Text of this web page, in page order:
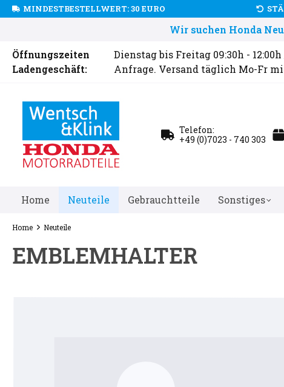
MINDESTBESTELLWERT: 30 EURO
Wir suchen Honda
Öffnungszeiten
Ladengeschäft:
Dienstag bis Freitag 09:30h -
Anfrage. Versand täglich Mo-Fr
Telefon:
+49 (0)7023 - 740 303
Home Neuteile Gebrauchtteile Sonstiges
Home Neuteile
EMBLEMHALTER